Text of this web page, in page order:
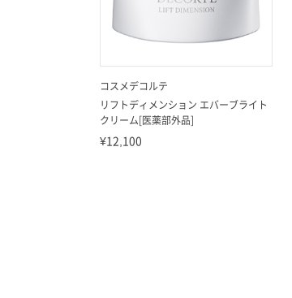
コスメデコルテ
リフトディメンション エバーブライト
クリーム[医薬部外品]
¥12,100